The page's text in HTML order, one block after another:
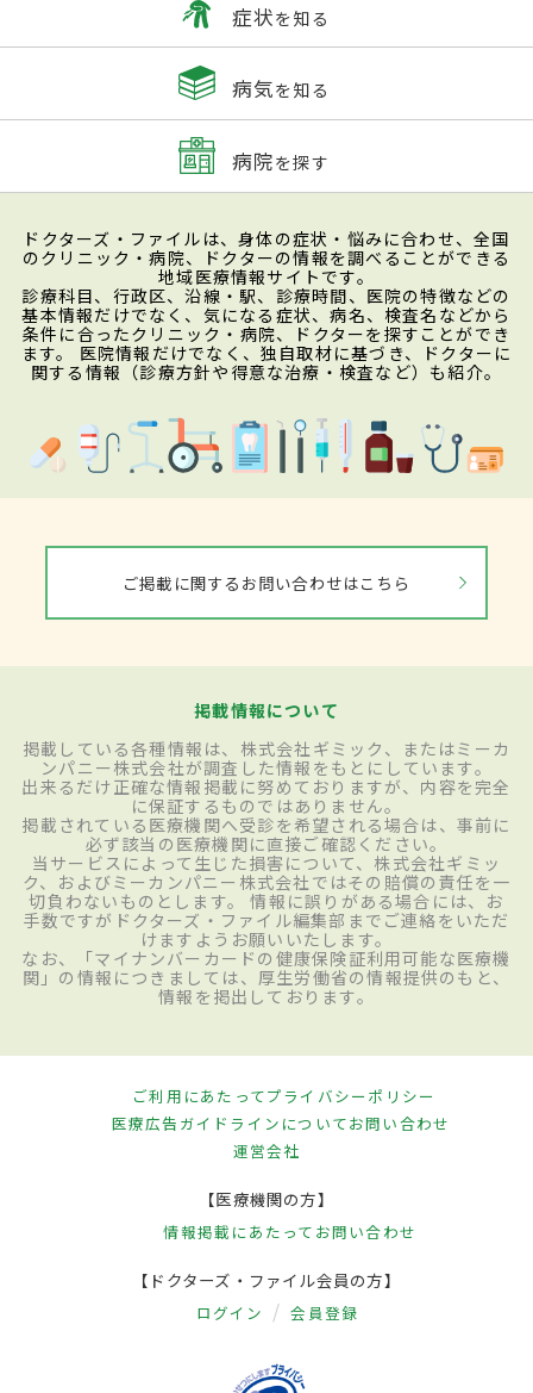
症状を知る
病気を知る
病院を探す
ドクターズ・ファイルは、身体の症状・悩みに合わせ、全国
のクリニック・病院、ドクターの情報を調べることができる
地域医療情報サイトです。
診療科目、行政区、沿線・駅、診療時間、医院の特徴などの
基本情報だけでなく、気になる症状、病名、検査名などから
条件に合ったクリニック・病院、ドクターを探すことができ
ます。 医院情報だけでなく、独自取材に基づき、ドクターに
関する情報（診療方針や得意な治療・検査など）も紹介。
ご掲載に関するお問い合わせはこちら
掲載情報について
掲載している各種情報は、株式会社ギミック、またはミーカ
ンパニー株式会社が調査した情報をもとにしています。
出来るだけ正確な情報掲載に努めておりますが、内容を完全
に保証するものではありません。
掲載されている医療機関へ受診を希望される場合は、事前に
必ず該当の医療機関に直接ご確認ください。
当サービスによって生じた損害について、株式会社ギミッ
ク、およびミーカンパニー株式会社ではその賠償の責任を一
切負わないものとします。 情報に誤りがある場合には、お
手数ですがドクターズ・ファイル編集部までご連絡をいただ
けますようお願いいたします。
なお、「マイナンバーカードの健康保険証利用可能な医療機
関」の情報につきましては、厚生労働省の情報提供のもと、
情報を掲出しております。
ご利用にあたってプライバシーポリシー
医療広告ガイドラインについてお問い合わせ
運営会社
【医療機関の方】
情報掲載にあたって お問い合わせ
【ドクターズ・ファイル会員の方】
ログイン 会員登録